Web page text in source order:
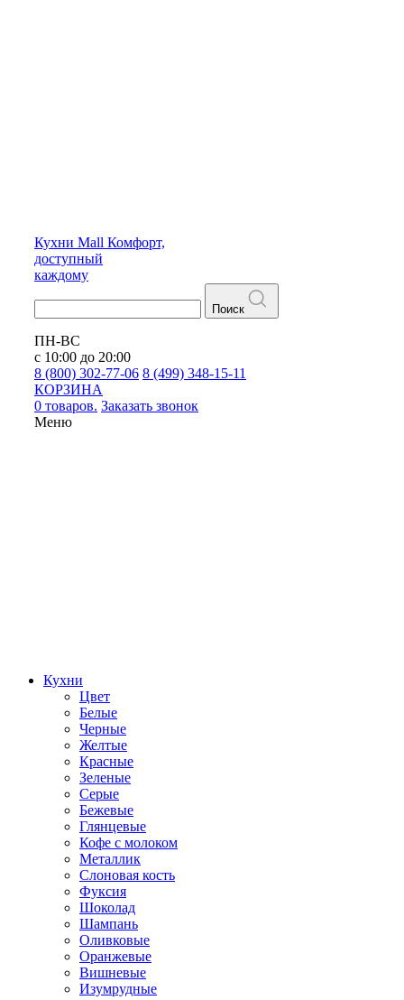
Кухни Mall Комфорт,
доступный
каждому
Поиск
ПН-ВС
с 10:00 до 20:00
8 (800) 302-77-06 8 (499) 348-15-11
КОРЗИНА
0 товаров. Заказать звонок
Меню
Кухни
Цвет
Белые
Черные
Желтые
Красные
Зеленые
Серые
Бежевые
Глянцевые
Кофе с молоком
Металлик
Слоновая кость
Фуксия
Шоколад
Шампань
Оливковые
Оранжевые
Вишневые
Изумрудные